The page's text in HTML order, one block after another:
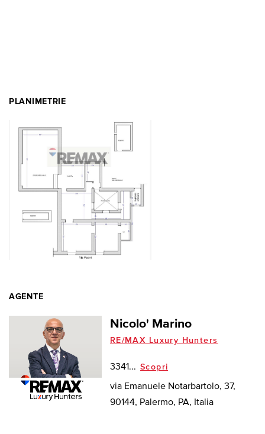
PLANIMETRIE
AGENTE
Nicolo' Marino
RE/MAX Luxury Hunters
3341... Scopri
via Emanuele Notarbartolo, 37,
90144, Palermo, PA, Italia